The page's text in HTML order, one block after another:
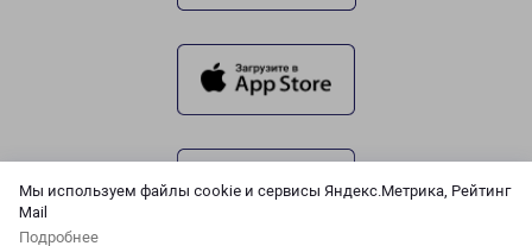
Мы используем файлы cookie и сервисы Яндекс.Метрика, Рейтинг
Mail
Подробнее